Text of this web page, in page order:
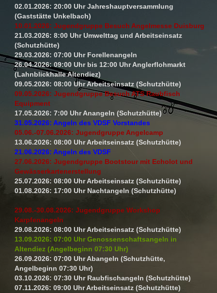
02.01.2026: 20:00 Uhr Jahreshauptversammlung
(Gaststätte Unkelbach)
10.01.2026: Jugendgruppe Besuch Angelmesse Duisburg
21.03.2026: 8:00 Uhr Umwelttag und Arbeitseinsatz
(Schutzhütte)
29.03.2026: 07:00 Uhr Forellenangeln
26.04.2026: 09:00 Uhr bis 12:00 Uhr Anglerflohmarkt
(Lahnblickhalle Altendiez)
09.05.2026: 08:00 Uhr Arbeitseinsatz (Schutzhütte)
09.05.2026: Jugendgruppe Besuch ATS Raubfisch
Equipment
17.05.2026: 7:00 Uhr Anangeln (Schutzhütte)
31.05.2026: Angeln des VDSF Vorstandes
05.06.-07.06.2026: Jugendgruppe Angelcamp
13.06.2026: 08:00 Uhr Arbeitseinsatz (Schutzhütte)
21.06.2026: Angeln des VDSF
27.06.2026: Jugendgruppe Bootstour mit Echolot und
Gewässerkartenerstellung
25.07.2026: 08:00 Uhr Arbeitseinsatz (Schutzhütte)
01.08.2026: 17:00 Uhr Nachtangeln (Schutzhütte)
29.08.-30.08.2026: Jugendgruppe Workshop
Karpfenangeln
29.08.2026: 08:00 Uhr Arbeitseinsatz (Schutzhütte)
13.09.2026: 07:00 Uhr Genossenschaftsangeln in
Altendiez (Angelbeginn 07:30 Uhr)
26.09.2026: 07:00 Uhr Abangeln (Schutzhütte,
Angelbeginn 07:30 Uhr)
03.10.2026: 07:30 Uhr Raubfischangeln (Schutzhütte)
07.11.2026: 09:00 Uhr Arbeitseinsatz (Schutzhütte)